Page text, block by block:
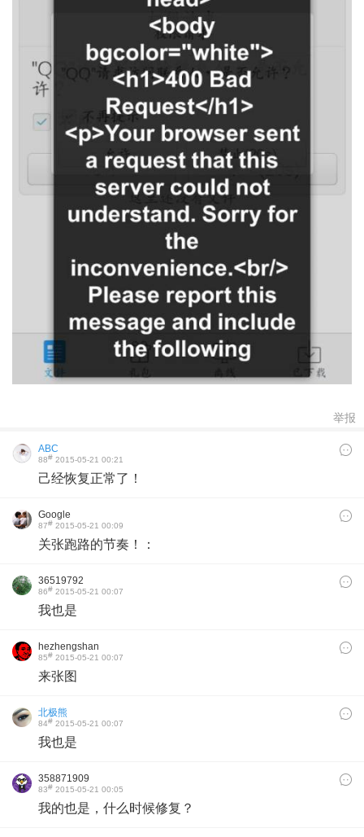
举报
ABC
88# 2015-05-21 00:21
己经恢复正常了！
Google
87# 2015-05-21 00:09
关张跑路的节奏！：
36519792
86# 2015-05-21 00:07
我也是
hezhengshan
85# 2015-05-21 00:07
来张图
北极熊
84# 2015-05-21 00:07
我也是
358871909
83# 2015-05-21 00:05
我的也是，什么时候修复？